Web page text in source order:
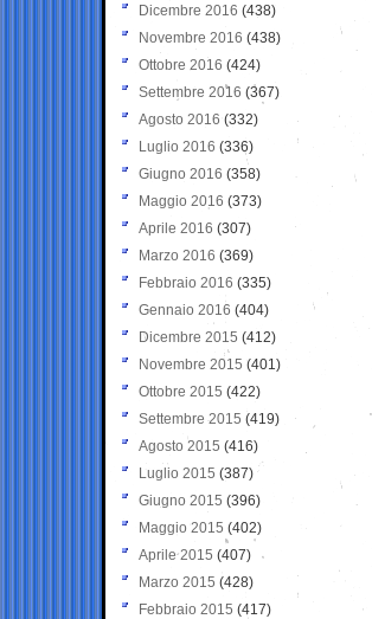
Dicembre 2016 (438)
Novembre 2016 (438)
Ottobre 2016 (424)
Settembre 2016 (367)
Agosto 2016 (332)
Luglio 2016 (336)
Giugno 2016 (358)
Maggio 2016 (373)
Aprile 2016 (307)
Marzo 2016 (369)
Febbraio 2016 (335)
Gennaio 2016 (404)
Dicembre 2015 (412)
Novembre 2015 (401)
Ottobre 2015 (422)
Settembre 2015 (419)
Agosto 2015 (416)
Luglio 2015 (387)
Giugno 2015 (396)
Maggio 2015 (402)
Aprile 2015 (407)
Marzo 2015 (428)
Febbraio 2015 (417)